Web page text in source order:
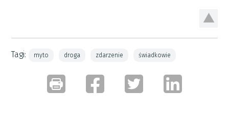
Tagi: myto droga zdarzenie świadkowie